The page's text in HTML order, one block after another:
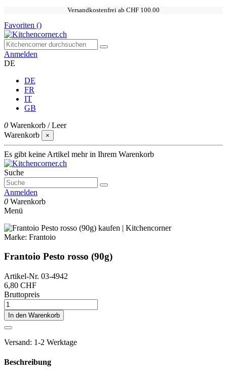
Versandkostenfrei ab CHF 100.00
Favoriten ()
Anmelden
DE
DE
FR
IT
GB
0 Warenkorb /Leer
Warenkorb
×
Es gibt keine Artikel mehr in Ihrem Warenkorb
Suche
Anmelden
0 Warenkorb
Menü
Marke: Frantoio
Frantoio Pesto rosso (90g)
Artikel-Nr. 03-4942
6,80 CHF
Bruttopreis
In den Warenkorb
Versand: 1-2 Werktage
Beschreibung